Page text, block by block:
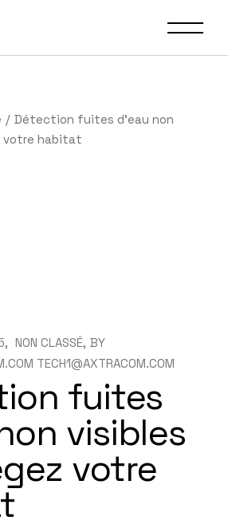
Détection fuites d’eau non
votre habitat
NON CLASSÉ BY
TECH1@AXTRACOM.COM
fuites
visibles
votre